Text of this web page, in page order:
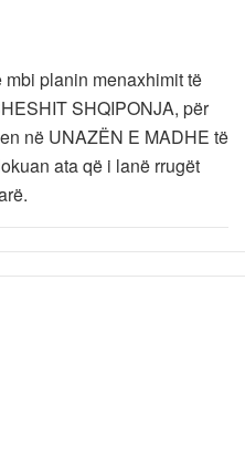
planin menaxhimit të
SHQIPONJA, për
në UNAZËN E MADHE të
ata që i lanë rrugët